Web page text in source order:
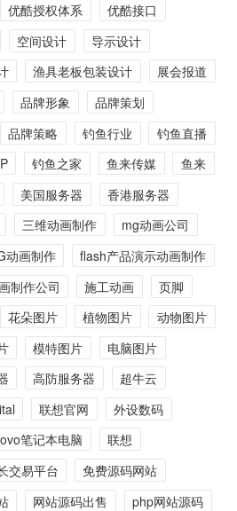
优酷授权体系
优酷接口
空间设计
导示设计
渔具老板包装设计
展会报道
品牌形象
品牌策划
品牌策略 钓鱼行业
钓鱼直播
钓鱼之家 鱼来传媒
鱼来
美国服务器
香港服务器
三维动画制作
mg动画公司
动画制作
flash产品演示动画制作
制作公司 施工动画
页脚
花朵图片 植物图片
动物图片
模特图片
电脑图片
高防服务器
超牛云
联想官网
外设数码
笔记本电脑
联想
交易平台
免费源码网站
网站源码出售
php网站源码